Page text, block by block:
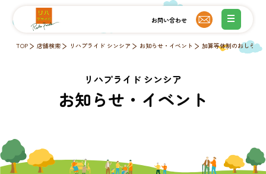
TOP 店舗検索 リハプライド シンシア お知らせ・イベント 加算等体制のおしらせ
リハプライド シンシア
お知らせ・イベント